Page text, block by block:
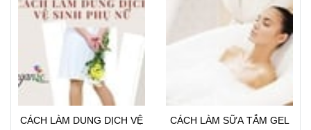
CÁCH LÀM DUNG DỊCH VỆ
CÁCH LÀM SỮA TẮM GEL